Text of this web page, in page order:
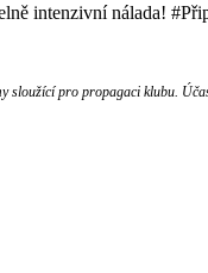
intenzivní nálada!
pro propagaci klubu.